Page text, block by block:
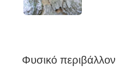
Φυσικό περιβάλλον